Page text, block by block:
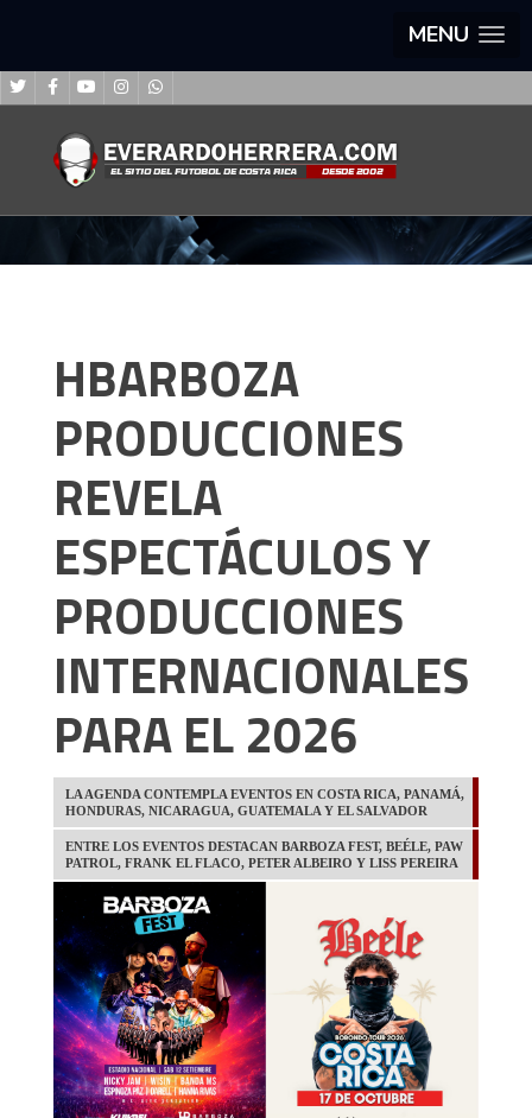
MENU
HBARBOZA
PRODUCCIONES
REVELA
ESPECTÁCULOS Y
PRODUCCIONES
INTERNACIONALES
PARA EL 2026
LA AGENDA CONTEMPLA EVENTOS EN COSTA RICA, PANAMÁ,
HONDURAS, NICARAGUA, GUATEMALA Y EL SALVADOR
ENTRE LOS EVENTOS DESTACAN BARBOZA FEST, BEÉLE, PAW
PATROL, FRANK EL FLACO, PETER ALBEIRO Y LISS PEREIRA